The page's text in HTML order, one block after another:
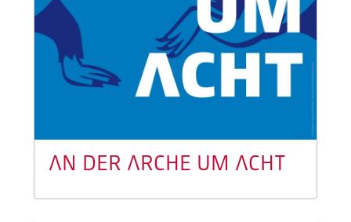
AN DER ARCHE UM ACHT